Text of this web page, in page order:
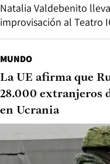
Natalia Valdebenito
improvisación al Teatro
MUNDO
La UE afirma que
28.000 extranjeros
en Ucrania